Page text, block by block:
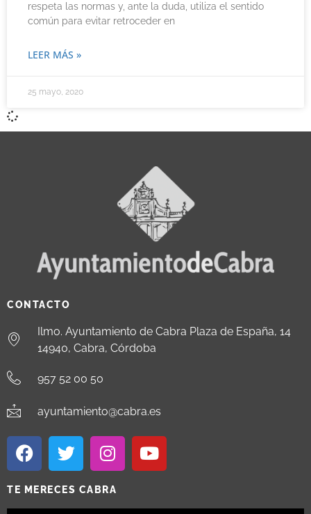
respeta las normas y, ante la duda, utiliza el sentido
común para evitar retroceder en
LEER MÁS »
25 mayo, 2020
CONTACTO
Ilmo. Ayuntamiento de Cabra Plaza de España, 14
14940, Cabra, Córdoba
957 52 00 50
ayuntamiento@cabra.es
TE MERECES CABRA